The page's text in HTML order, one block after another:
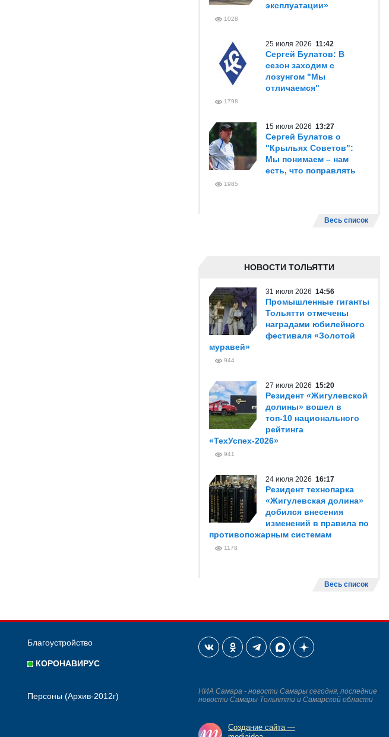
эксплуатации»
1028
25 июля 2026 11:42
Сергей Булатов: В
сезон заходим с
лозунгом "Мы
отличаемся"
1798
15 июля 2026 13:27
Сергей Булатов о
"Крыльях Советов":
Мы понимаем – нам
есть, что поправлять
1985
Весь список
НОВОСТИ ТОЛЬЯТТИ
31 июля 2026 14:56
Промышленные гиганты
Тольятти отмечены
наградами юбилейного
фестиваля «Золотой
муравей»
944
27 июля 2026 15:20
Резидент «Жигулевской
долины» вошел в
топ-10 национального
рейтинга
«ТехУспех-2026»
941
24 июля 2026 16:17
Резидент технопарка
«Жигулевская долина»
добился внесения
изменений в правила по
противопожарным системам
1178
Весь список
Благоустройство
КОРОНАВИРУС
Персоны (Архив-2012г)
НИА Самара - новости Самары сегодня, последние
новости Самары Тольятти и Самарской области
Создание сайта —